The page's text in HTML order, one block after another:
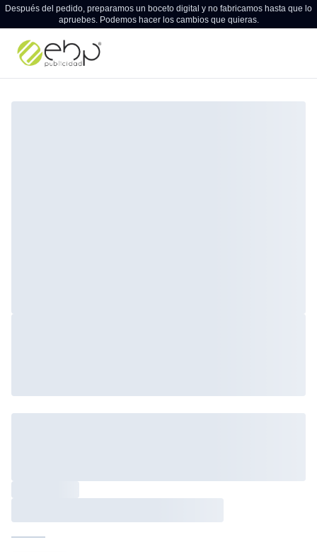
Después del pedido, preparamos un boceto digital y no fabricamos hasta que lo
apruebes. Podemos hacer los cambios que quieras.